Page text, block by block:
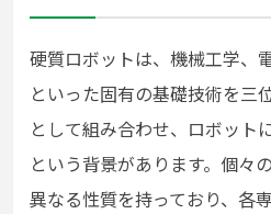
硬質ロボットは、機械工学、
といった固有の基礎技術を三
として組み合わせ、ロボット
という背景があります。個々
異なる性質を持っており、各